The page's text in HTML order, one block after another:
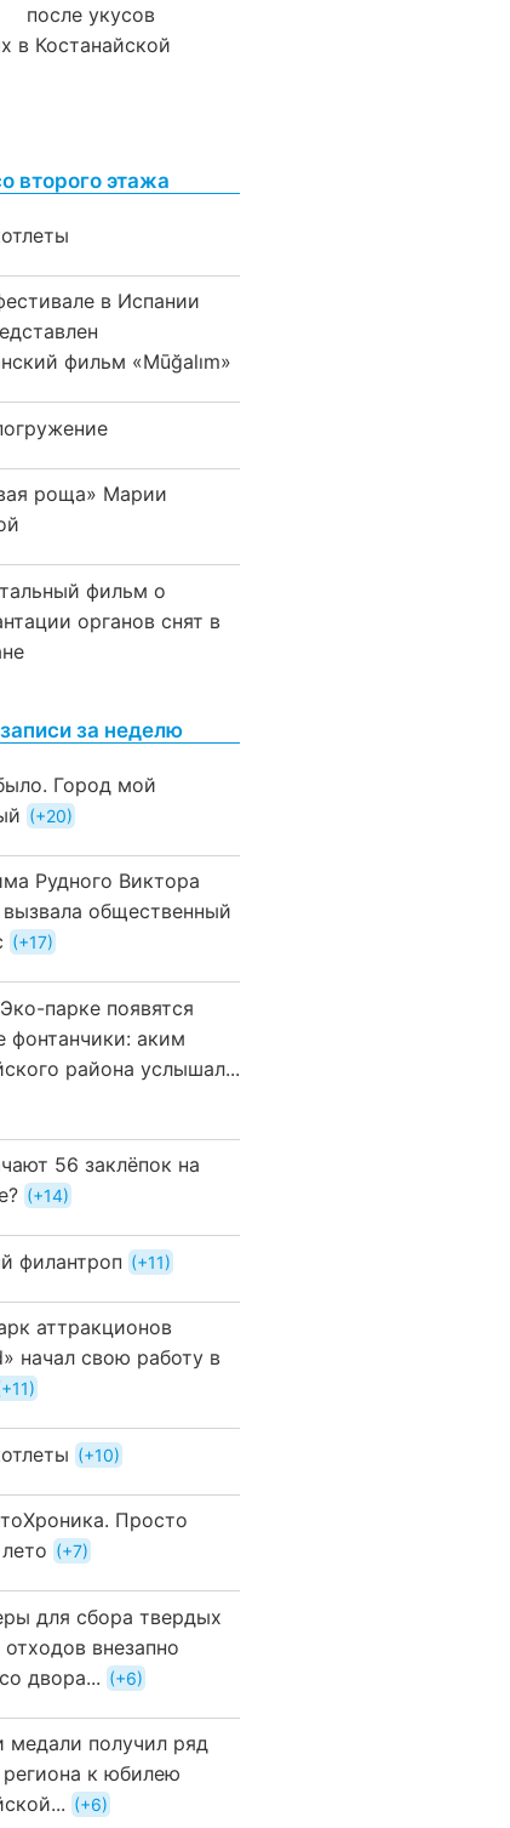
после укусов
в Костанайской
второго этажа
в Испании
фильм «Mūğalım»
роща» Марии
фильм о
органов снят в
за неделю
Город мой
+20
Рудного Виктора
общественный
+17
парке появятся
фонтанчики: аким
района услышал...
56 заклёпок на
+14
филантроп +11
аттракционов
начал свою работу в
+11
+10
Просто
+7
для сбора твердых
внезапно
двора...
+6
медали получил ряд
к юбилею
+6